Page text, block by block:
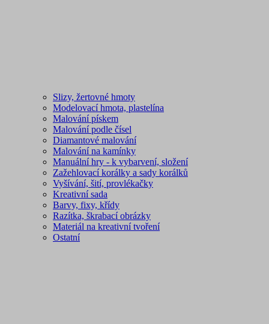
Slizy, žertovné hmoty
Modelovací hmota, plastelína
Malování pískem
Malování podle čísel
Diamantové malování
Malování na kamínky
Manuální hry - k vybarvení, složení
Zažehlovací korálky a sady korálků
Vyšívání, šití, provlékačky
Kreativní sada
Barvy, fixy, křídy
Razítka, škrabací obrázky
Materiál na kreativní tvoření
Ostatní